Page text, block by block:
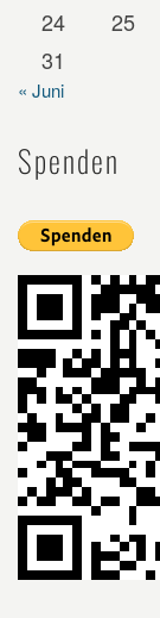
24
25
31
« Juni
Spenden